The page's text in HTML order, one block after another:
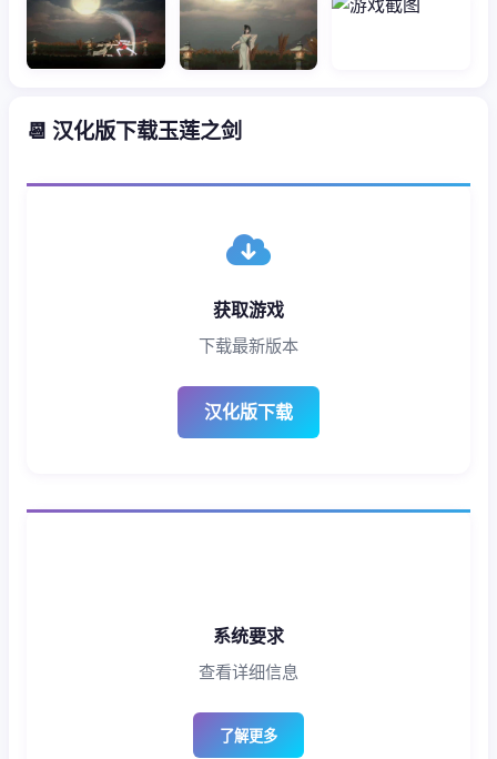
📆 汉化版下载玉莲之剑
获取游戏
下载最新版本
汉化版下载
系统要求
查看详细信息
了解更多